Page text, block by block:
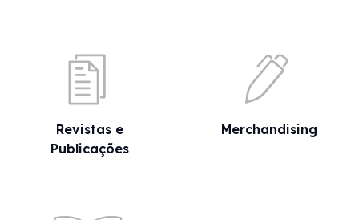
Revistas e
Publicações
Merchandising